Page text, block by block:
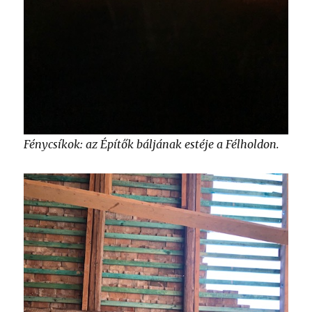
Fénycsíkok: az Építők báljának estéje a Félholdon.